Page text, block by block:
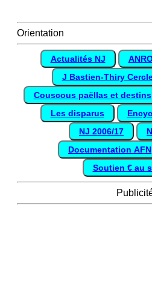
Orientation
Actualités NJ
J Bastien-Thiry
Couscous paëllas et destins
Les disparus
NJ 2006/17
Documentation AFN
Soutien € au